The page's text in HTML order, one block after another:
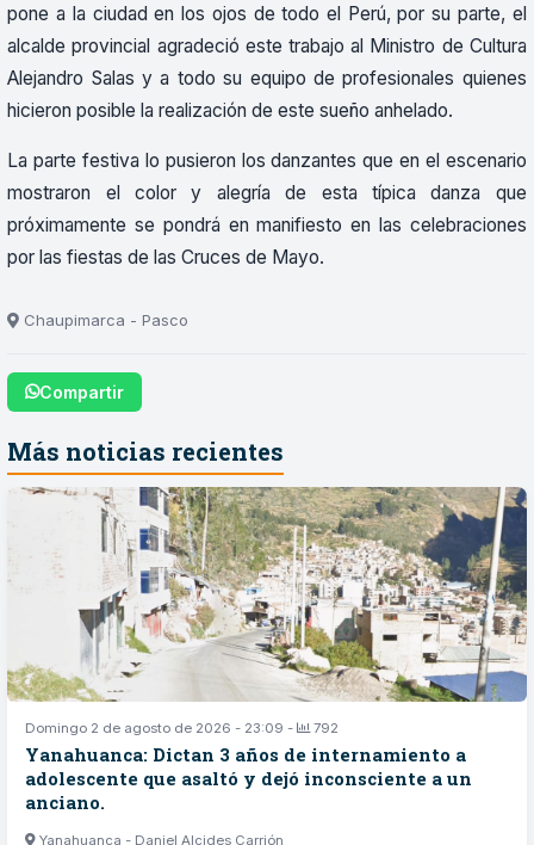
pone a la ciudad en los ojos de todo el Perú, por su parte, el
alcalde provincial agradeció este trabajo al Ministro de Cultura
Alejandro Salas y a todo su equipo de profesionales quienes
hicieron posible la realización de este sueño anhelado.
La parte festiva lo pusieron los danzantes que en el escenario
mostraron el color y alegría de esta típica danza que
próximamente se pondrá en manifiesto en las celebraciones
por las fiestas de las Cruces de Mayo.
Chaupimarca - Pasco
Compartir
Más noticias recientes
Domingo 2 de agosto de 2026 - 23:09 - 792
Yanahuanca: Dictan 3 años de internamiento a
adolescente que asaltó y dejó inconsciente a un
anciano.
Yanahuanca - Daniel Alcides Carrión